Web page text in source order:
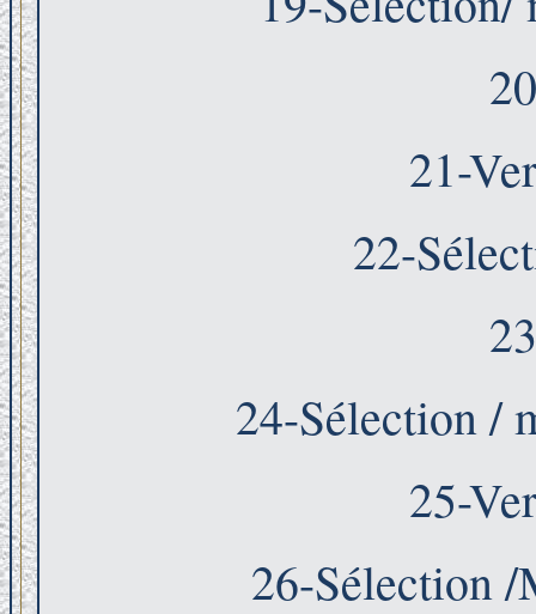
21-
22-
24-Sélection /
25-
26-Sélection